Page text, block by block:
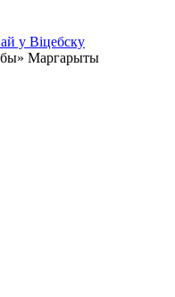
у Віцебску
Маргарыты